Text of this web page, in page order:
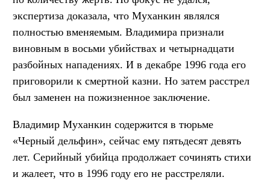
экспертиза доказала, что Муханкин являлся
полностью вменяемым. Владимира признали
виновным в восьми убийствах и четырнадцати
разбойных нападениях. И в декабре 1996 года его
приговорили к смертной казни. Но затем расстрел
был заменен на пожизненное заключение.
Владимир Муханкин содержится в тюрьме
«Черный дельфин», сейчас ему пятьдесят девять
лет. Серийный убийца продолжает сочинять стихи
и жалеет, что в 1996 году его не расстреляли.